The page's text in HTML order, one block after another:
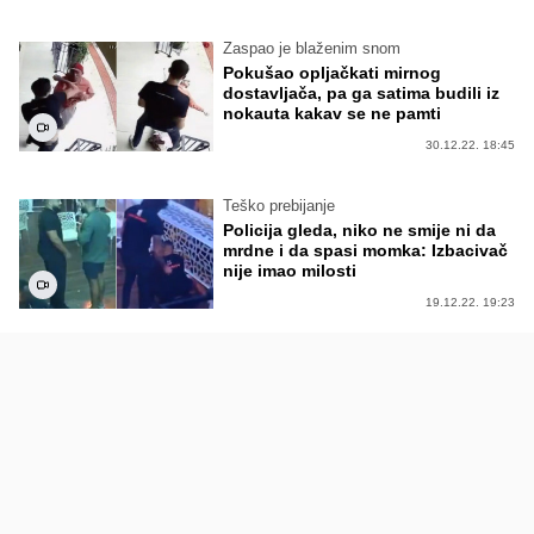
Zaspao je blaženim snom
Pokušao opljačkati mirnog
dostavljača, pa ga satima budili iz
nokauta kakav se ne pamti
30.12.22. 18:45
Teško prebijanje
Policija gleda, niko ne smije ni da
mrdne i da spasi momka: Izbacivač
nije imao milosti
19.12.22. 19:23